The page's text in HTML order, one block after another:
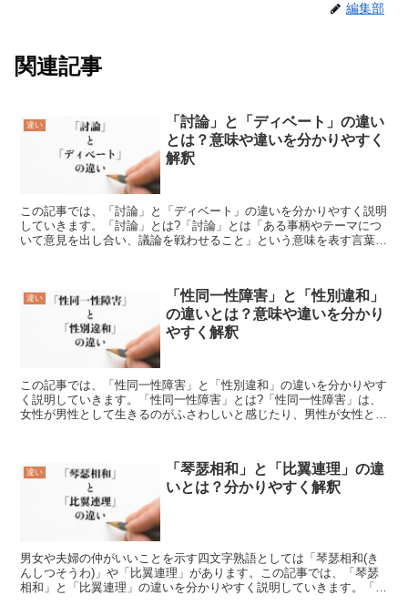
編集部
関連記事
違い
「討論」と「ディベート」の違い
とは？意味や違いを分かりやすく
解釈
この記事では、「討論」と「ディベート」の違いを分かりやすく説明
していきます。「討論」とは?「討論」とは「ある事柄やテーマにつ
いて意見を出し合い、議論を戦わせること」という意味を表す言葉で
違い
「性同一性障害」と「性別違和」
の違いとは？意味や違いを分かり
やすく解釈
この記事では、「性同一性障害」と「性別違和」の違いを分かりやす
く説明していきます。「性同一性障害」とは?「性同一性障害」は、
女性が男性として生きるのがふさわしいと感じたり、男性が女性とし
違い
「琴瑟相和」と「比翼連理」の違
いとは？分かりやすく解釈
男女や夫婦の仲がいいことを示す四文字熟語としては「琴瑟相和(き
んしつそうわ)」や「比翼連理」があります。この記事では、「琴瑟
相和」と「比翼連理」の違いを分かりやすく説明していきます。「琴